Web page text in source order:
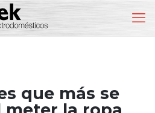
que más se